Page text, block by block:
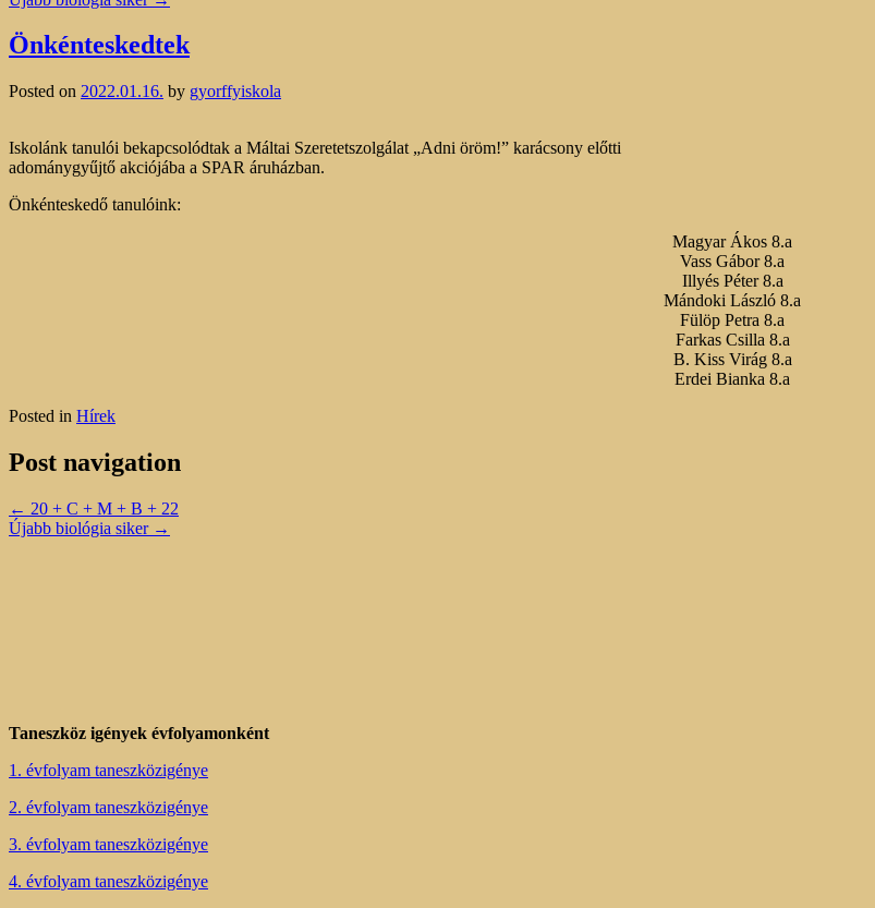
Önkénteskedtek
Posted on 2022.01.16. by gyorffyiskola
Iskolánk tanulói bekapcsolódtak a Máltai Szeretetszolgálat „Adni öröm!” karácsony előtti
adománygyűjtő akciójába a SPAR áruházban.
Önkénteskedő tanulóink:
Magyar Ákos 8.a
Vass Gábor 8.a
Illyés Péter 8.a
Mándoki László 8.a
Fülöp Petra 8.a
Farkas Csilla 8.a
B. Kiss Virág 8.a
Erdei Bianka 8.a
Posted in Hírek
Post navigation
← 20 + C + M + B + 22
Újabb biológia siker →
Taneszköz igények évfolyamonként
1. évfolyam taneszközigénye
2. évfolyam taneszközigénye
3. évfolyam taneszközigénye
4. évfolyam taneszközigénye